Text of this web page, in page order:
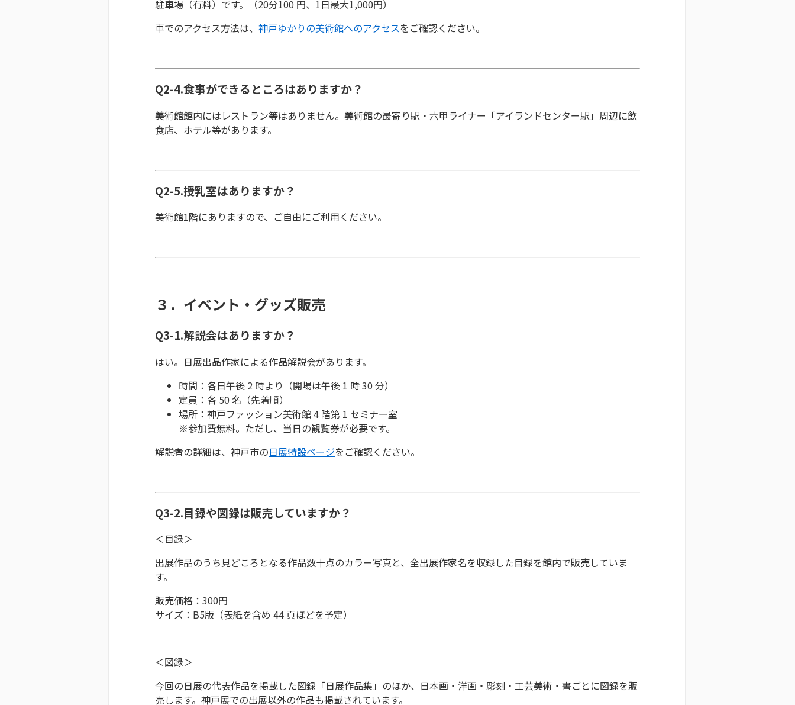
駐車場（有料）です。（20分100 円、1日最大1,000円）
車でのアクセス方法は、 神戸ゆかりの美術館へのアクセスをご確認ください。
Q2-4.食事ができるところはありますか？
美術館館内にはレストラン等はありません。美術館の最寄り駅・六甲ライナー「アイランドセンター駅」周辺に飲
食店、ホテル等があります。
Q2-5.授乳室はありますか？
美術館1階にありますので、ご自由にご利用ください。
３．イベント・グッズ販売
Q3-1.解説会はありますか？
はい。日展出品作家による作品解説会があります。
時間：各日午後 2 時より（開場は午後 1 時 30 分）
定員：各 50 名（先着順）
場所：神戸ファッション美術館 4 階第 1 セミナー室
※参加費無料。ただし、当日の観覧券が必要です。
解説者の詳細は、神戸市の日展特設ページをご確認ください。
Q3-2.目録や図録は販売していますか？
＜目録＞
出展作品のうち見どころとなる作品数十点のカラー写真と、全出展作家名を収録した目録を館内で販売していま
す。
販売価格：300円
サイズ：B5版（表紙を含め 44 頁ほどを予定）
＜図録＞
今回の日展の代表作品を掲載した図録「日展作品集」のほか、日本画・洋画・彫刻・工芸美術・書ごとに図録を販
売します。神戸展での出展以外の作品も掲載されています。